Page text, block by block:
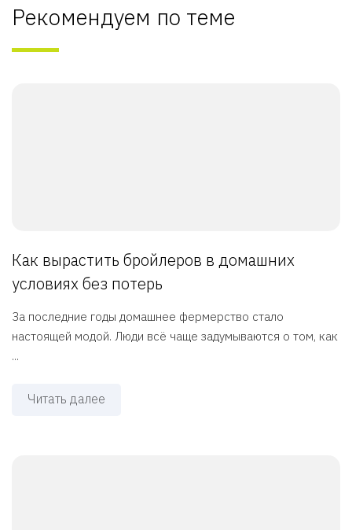
Рекомендуем по теме
Как вырастить бройлеров в домашних
условиях без потерь
За последние годы домашнее фермерство стало
настоящей модой. Люди всё чаще задумываются о том, как
...
Читать далее